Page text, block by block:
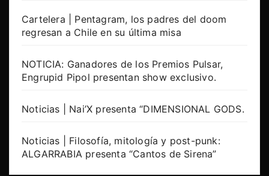
Cartelera | Pentagram, los padres del doom
regresan a Chile en su última misa
NOTICIA: Ganadores de los Premios Pulsar,
Engrupid Pipol presentan show exclusivo.
Noticias | Nai’X presenta “DIMENSIONAL GODS.
Noticias | Filosofía, mitología y post-punk:
ALGARRABIA presenta “Cantos de Sirena”